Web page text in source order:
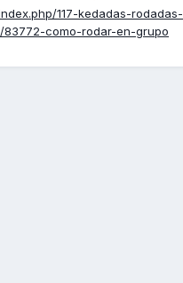
117-kedadas-
como-rodar-en-grupo